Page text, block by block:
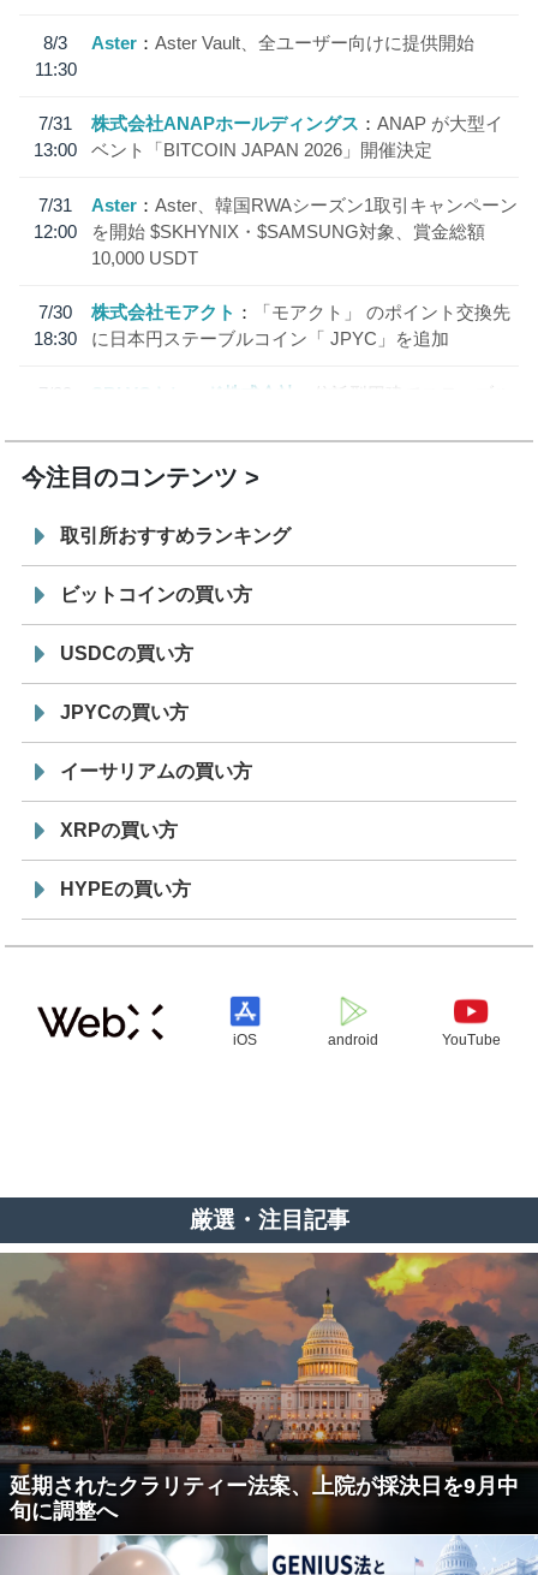
8/3
11:30
Aster Aster Vault、全ユーザー向けに提供開始
7/31
13:00
株式会社ANAPホールディングス
ANAP が大型イ
ベント「BITCOIN JAPAN 2026」開催決定
7/31
12:00
Aster
Aster、韓国RWAシーズン1取引キャンペーン
を開始 $SKHYNIX・$SAMSUNG対象、賞金総額
10,000 USDT
7/30
18:30
株式会社モアクト
「モアクト」 のポイント交換先
に日本円ステーブルコイン「 JPYC」を追加
7/29
SBI VCトレード株式会社
信託型円建てステーブル
今注目のコンテンツ
取引所おすすめランキング
ビットコインの買い方
USDCの買い方
JPYCの買い方
イーサリアムの買い方
XRPの買い方
HYPEの買い方
iOS android YouTube
厳選・注目記事
延期されたクラリティー法案、上院が採決日を9月中
旬に調整へ